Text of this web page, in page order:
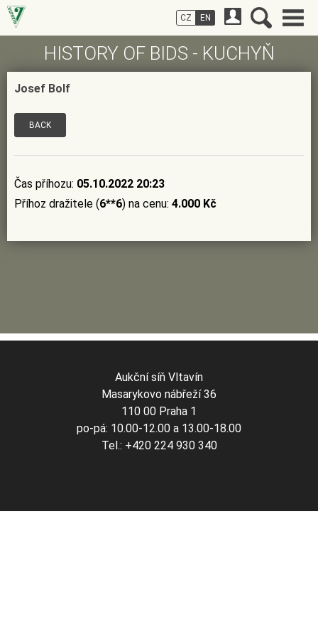
HISTORY OF BIDS - KUCHYŇ
Josef Bolf
BACK
Čas příhozu: 05.10.2022 20:23
Příhoz dražitele (6**6) na cenu: 4.000 Kč
CZ EN
Aukční síň Vltavín
Masarykovo nábřeží 36
110 00 Praha 1
po-pá: 10.00-12.00 a 13.00-18.00
Tel.: +420 224 930 340